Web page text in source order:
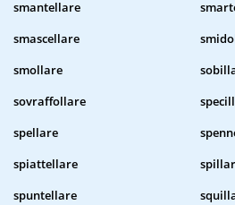
smantellare
smascellare
smollare
sovraffollare
spellare
spiattellare
spuntellare